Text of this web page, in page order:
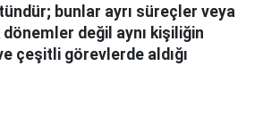
bunlar ayrı süreçler veya
değil aynı kişiliğin
çeşitli görevlerde aldığı